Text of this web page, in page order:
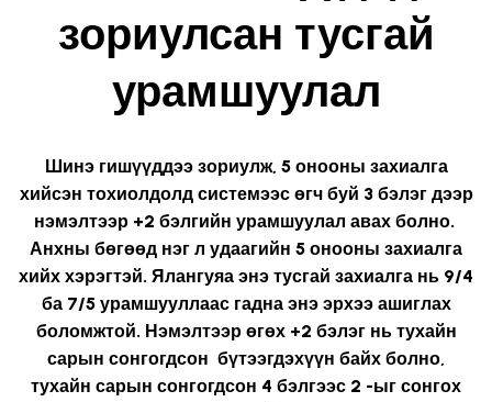
зориулсан тусгай
урамшуулал
Шинэ гишүүддээ зориулж, 5 онооны захиалга
хийсэн тохиолдолд системээс өгч буй 3 бэлэг дээр
нэмэлтээр +2 бэлгийн урамшуулал авах болно.
Анхны бөгөөд нэг л удаагийн 5 онооны захиалга
хийх хэрэгтэй. Ялангуяа энэ тусгай захиалга нь 9/4
ба 7/5 урамшууллаас гадна энэ эрхээ ашиглах
боломжтой. Нэмэлтээр өгөх +2 бэлэг нь тухайн
сарын сонгогдсон бүтээгдэхүүн байх болно,
тухайн сарын сонгогдсон 4 бэлгээс 2 -ыг сонгох